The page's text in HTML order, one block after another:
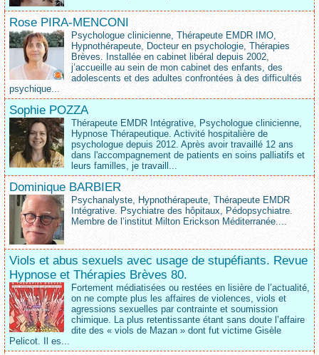
Rose PIRA-MENCONI
Psychologue clinicienne, Thérapeute EMDR IMO,
Hypnothérapeute, Docteur en psychologie, Thérapies
Brèves. Installée en cabinet libéral depuis 2002,
j’accueille au sein de mon cabinet des enfants, des
adolescents et des adultes confrontées à des difficultés
psychique...
Sophie POZZA
Thérapeute EMDR Intégrative, Psychologue clinicienne,
Hypnose Thérapeutique. Activité hospitalière de
psychologue depuis 2012. Après avoir travaillé 12 ans
dans l'accompagnement de patients en soins palliatifs et
leurs familles, je travaill...
Dominique BARBIER
Psychanalyste, Hypnothérapeute, Thérapeute EMDR
Intégrative. Psychiatre des hôpitaux, Pédopsychiatre.
Membre de l’institut Milton Erickson Méditerranée....
Viols et abus sexuels avec usage de stupéfiants. Revue
Hypnose et Thérapies Brèves 80.
Fortement médiatisées ou restées en lisière de l’actualité,
on ne compte plus les affaires de violences, viols et
agressions sexuelles par contrainte et soumission
chimique. La plus retentissante étant sans doute l’affaire
dite des « viols de Mazan » dont fut victime Gisèle
Pelicot. Il es...